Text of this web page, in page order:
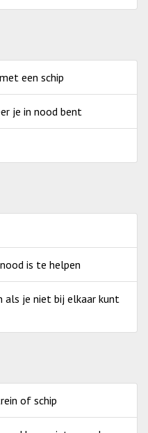
een schip
je in nood bent
is te helpen
als je niet bij elkaar kunt
of schip